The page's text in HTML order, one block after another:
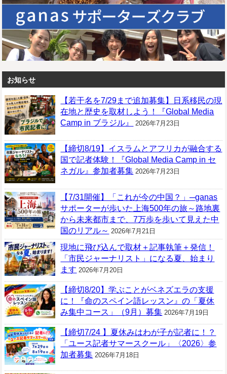
お知らせ
【若干名を7/29まで追加募集】日系移民の現
在地と歴史を取材しよう！『Global Media
Camp in ブラジル』
2026年7月23日
【締切8/19】イスラムとアフリカが融合する
国で記者体験！『Global Media Camp in セ
ネガル』参加者募集 2026年7月23日
【7/31開催】「これが今の中国？」─ganas
サポーターが歩いた上海500年の旅～路地裏
から未来都市まで、7万歩を歩いて見えた中
国のリアル～ 2026年7月21日
現地に飛び込んで取材＋記事執筆＋発信！
「市民ジャーナリスト」になる夏、始まり
ます 2026年7月20日
【締切8/20】学ぶことがベネズエラの支援
に！『命のスペイン語レッスン』の「夏休
み集中コース」（9月）募集 2026年7月19日
【締切7/24 】夏休みはわが子が記者に！？
「ユース記者サマースクール」〈2026〉参
加者募集 2026年7月18日